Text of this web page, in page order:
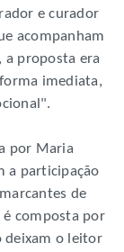
e curador
acompanham
a proposta era
imediata,
por Maria
a participação
de
é composta por
deixam o leitor